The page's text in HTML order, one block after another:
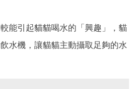
能引起貓貓喝水的「興趣」，貓
水機，讓貓貓主動攝取足夠的水